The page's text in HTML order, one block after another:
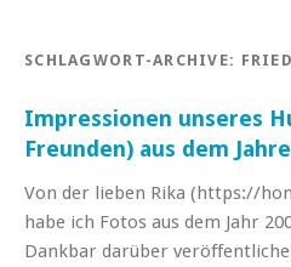
SCHLAGWORT-ARCHIVE:
Impressionen unseres
Freunden) aus dem
Von der lieben Rika (https://
habe ich Fotos aus dem Jahr
Dankbar darüber